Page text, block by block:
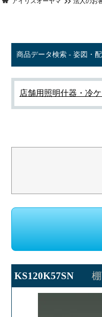
商品データ検索 - 姿図・
店舗用照明什器・冷
KS120K57SN